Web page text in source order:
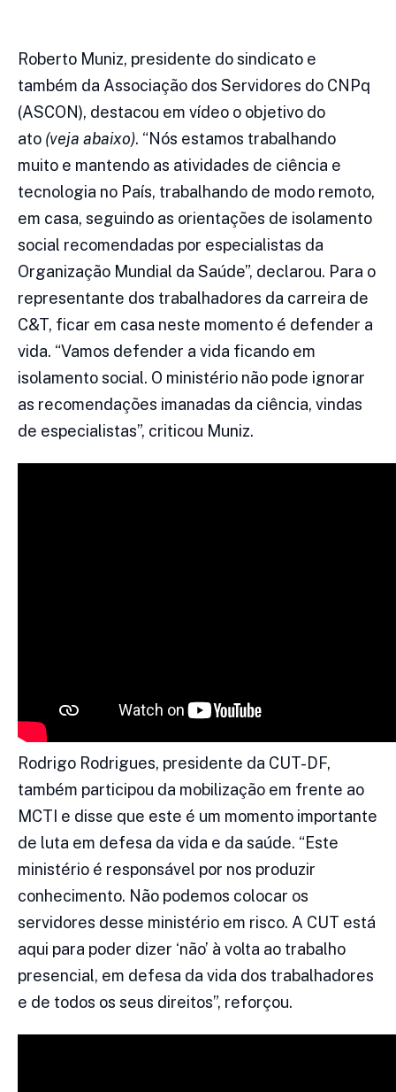
Roberto Muniz, presidente do sindicato e
também da Associação dos Servidores do CNPq
(ASCON), destacou em vídeo o objetivo do
ato (veja abaixo). “Nós estamos trabalhando
muito e mantendo as atividades de ciência e
tecnologia no País, trabalhando de modo remoto,
em casa, seguindo as orientações de isolamento
social recomendadas por especialistas da
Organização Mundial da Saúde”, declarou. Para o
representante dos trabalhadores da carreira de
C&T, ficar em casa neste momento é defender a
vida. “Vamos defender a vida ficando em
isolamento social. O ministério não pode ignorar
as recomendações imanadas da ciência, vindas
de especialistas”, criticou Muniz.
Rodrigo Rodrigues, presidente da CUT-DF,
também participou da mobilização em frente ao
MCTI e disse que este é um momento importante
de luta em defesa da vida e da saúde. “Este
ministério é responsável por nos produzir
conhecimento. Não podemos colocar os
servidores desse ministério em risco. A CUT está
aqui para poder dizer ‘não’ à volta ao trabalho
presencial, em defesa da vida dos trabalhadores
e de todos os seus direitos”, reforçou.